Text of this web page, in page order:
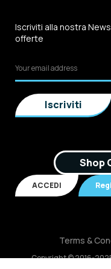
Iscriviti alla nostra
offerte
Shop
ACCEDI
Copyright © 2016-
Terms &